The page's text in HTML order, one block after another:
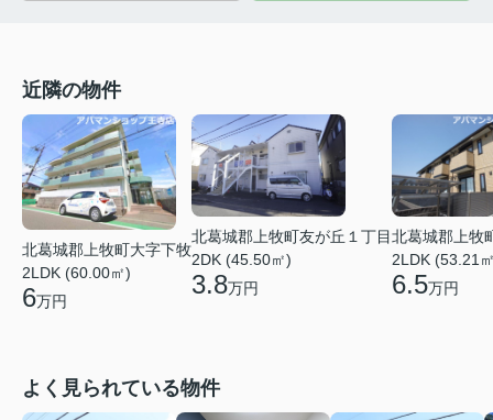
近隣の物件
北葛城郡上牧町大字下牧
2LDK (60.00㎡)
6万円
北葛城郡上牧町友が丘１丁目
2DK (45.50㎡)
3.8万円
北葛城郡上牧
2LDK (53.21
6.5万円
よく見られている物件